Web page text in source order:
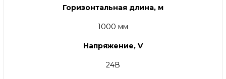
Горизонтальная длина, м
1000 мм
Напряжение, V
24В